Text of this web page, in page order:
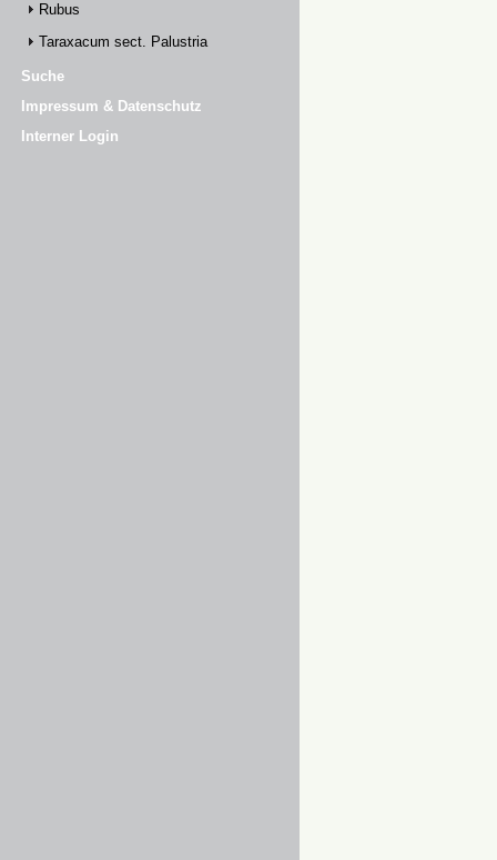
Rubus
Taraxacum sect. Palustria
Suche
Impressum & Datenschutz
Interner Login